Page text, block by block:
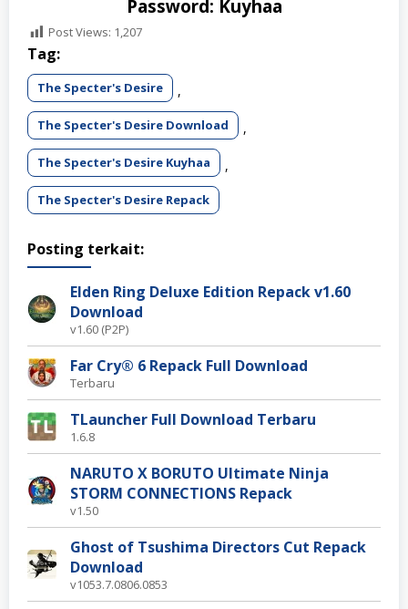
Password: Kuyhaa
Post Views: 1,207
Tag:
The Specter's Desire ,
The Specter's Desire Download ,
The Specter's Desire Kuyhaa ,
The Specter's Desire Repack
Posting terkait:
Elden Ring Deluxe Edition Repack v1.60
Download
v1.60 (P2P)
Far Cry® 6 Repack Full Download
Terbaru
TLauncher Full Download Terbaru
1.6.8
NARUTO X BORUTO Ultimate Ninja
STORM CONNECTIONS Repack
v1.50
Ghost of Tsushima Directors Cut Repack
Download
v1053.7.0806.0853